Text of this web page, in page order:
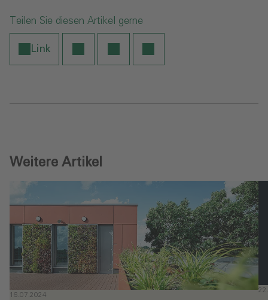
Teilen Sie diesen Artikel gerne
Link
Weitere Artikel
16.07.2024